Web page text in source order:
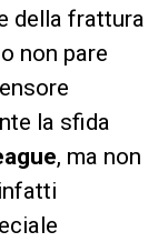
della frattura
non pare
la sfida
, ma non